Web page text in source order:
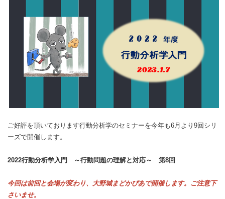
ご好評を頂いております行動分析学のセミナーを今年も6月より9回シリ
ーズで開催します。
2022行動分析学入門 ～行動問題の理解と対応～ 第8回
今回は前回と会場が変わり、大野城まどかぴあで開催します。ご注意下
さいませ。